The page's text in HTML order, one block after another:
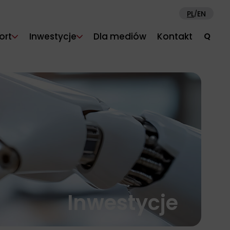
Inwestycje Dla mediów Kontakt Q
PL/EN
Inwestycje